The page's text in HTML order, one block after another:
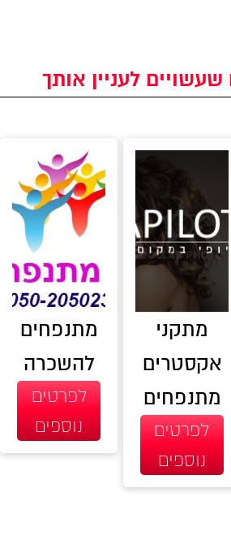
לעניין אותך
מתקני
אקסטרים
מתנפחים
לפרטים
נוספים
מתנפחים
להשכרה
לפרטים
נוספים